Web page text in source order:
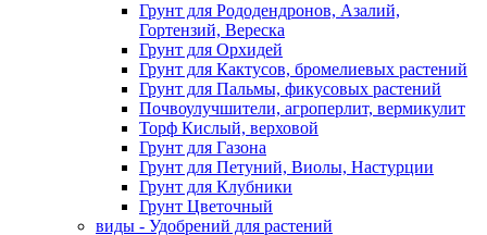
Грунт для Рододендронов, Азалий,
Гортензий, Вереска
Грунт для Орхидей
Грунт для Кактусов, бромелиевых растений
Грунт для Пальмы, фикусовых растений
Почвоулучшители, агроперлит, вермикулит
Торф Кислый, верховой
Грунт для Газона
Грунт для Петуний, Виолы, Настурции
Грунт для Клубники
Грунт Цветочный
виды - Удобрений для растений